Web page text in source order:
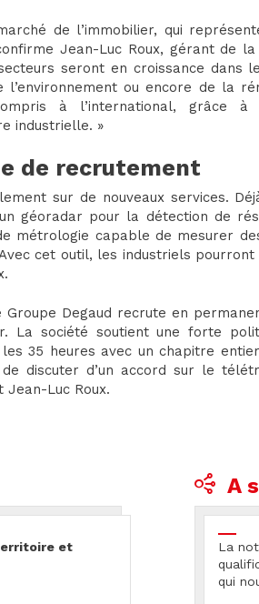
de l’immobilier, qui
Jean-Luc Roux, gérant de
seront en croissance dans
l’environnement ou encore de la
à l’international, grâce
industrielle. »
de recrutement
sur de nouveaux services.
géoradar pour la détection de
métrologie capable de mesurer
cet outil, les industriels
Degaud recrute en
La société soutient une forte
les 35 heures avec un chapitre
discuter d’un accord sur le
Jean-Luc Roux.
et
A
La
qui